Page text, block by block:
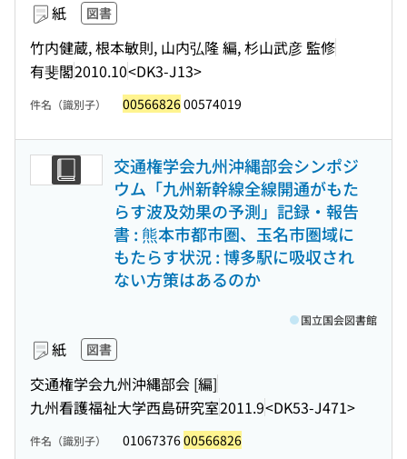
紙 図書
竹内健蔵, 根本敏則, 山内弘隆 編, 杉山武彦 監修
有斐閣2010.10<DK3-J13>
件名（識別子） 0056682600574019
交通権学会九州沖縄部会シンポジ
ウム「九州新幹線全線開通がもた
らす波及効果の予測」記録・報告
書 : 熊本市都市圏、玉名市圏域に
もたらす状況 : 博多駅に吸収され
ない方策はあるのか
紙 図書
交通権学会九州沖縄部会 [編]
九州看護福祉大学西島研究室2011.9<DK53-J471>
国立国会図書館
件名（識別子） 0106737600566826